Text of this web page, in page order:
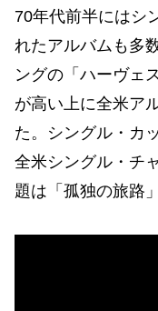
70年代前半にはシ
れたアルバムも多
ングの「ハーヴェ
が高い上に全米ア
た。シングル・カ
全米シングル・チ
題は「孤独の旅路